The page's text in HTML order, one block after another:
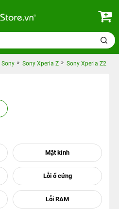
Sony Sony Xperia Z Sony Xperia Z2